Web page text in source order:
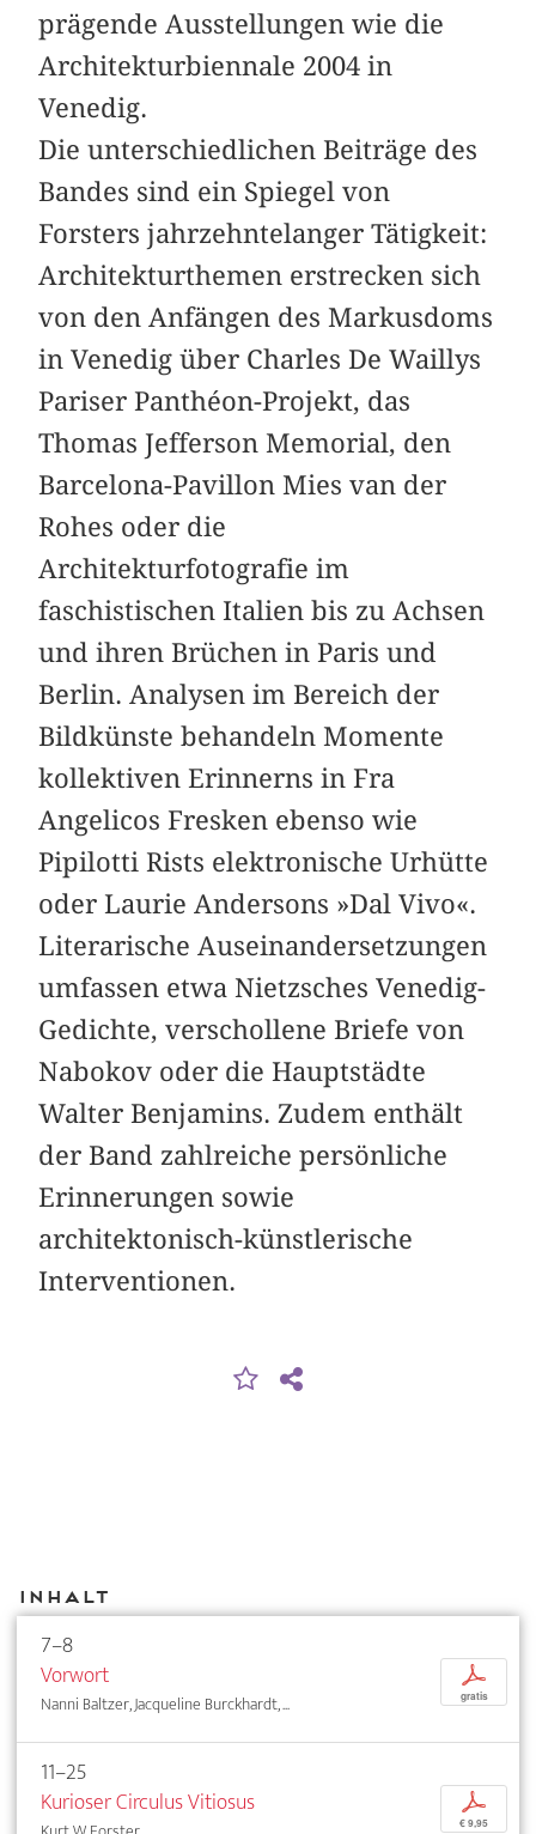
prägende Ausstellungen wie die
Architekturbiennale 2004 in
Venedig.
Die unterschiedlichen Beiträge des
Bandes sind ein Spiegel von
Forsters jahrzehntelanger Tätigkeit:
Architekturthemen erstrecken sich
von den Anfängen des Markusdoms
in Venedig über Charles De Waillys
Pariser Panthéon-Projekt, das
Thomas Jefferson Memorial, den
Barcelona-Pavillon Mies van der
Rohes oder die
Architekturfotografie im
faschistischen Italien bis zu Achsen
und ihren Brüchen in Paris und
Berlin. Analysen im Bereich der
Bildkünste behandeln Momente
kollektiven Erinnerns in Fra
Angelicos Fresken ebenso wie
Pipilotti Rists elektronische Urhütte
oder Laurie Andersons »Dal Vivo«.
Literarische Auseinandersetzungen
umfassen etwa Nietzsches Venedig-
Gedichte, verschollene Briefe von
Nabokov oder die Hauptstädte
Walter Benjamins. Zudem enthält
der Band zahlreiche persönliche
Erinnerungen sowie
architektonisch-künstlerische
Interventionen.
Inhalt
7–8
Vorwort
Nanni Baltzer, Jacqueline Burckhardt, ...
p
gratis
11–25
Kurioser Circulus Vitiosus
p
€ 9,95